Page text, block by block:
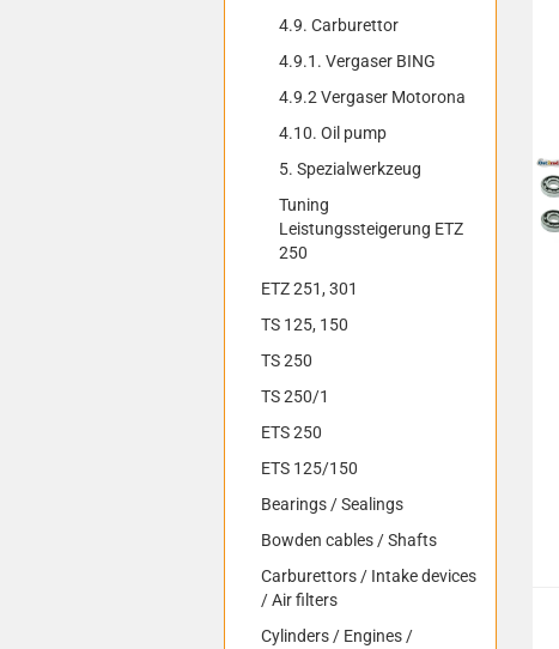
4.9. Carburettor
4.9.1. Vergaser BING
4.9.2 Vergaser Motorona
4.10. Oil pump
5. Spezialwerkzeug
Tuning
Leistungssteigerung ETZ
250
ETZ 251, 301
TS 125, 150
TS 250
TS 250/1
ETS 250
ETS 125/150
Bearings / Sealings
Bowden cables / Shafts
Carburettors / Intake devices
/ Air filters
Cylinders / Engines /